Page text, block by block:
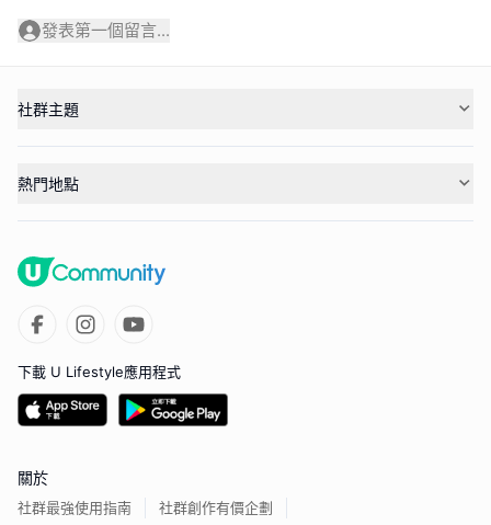
發表第一個留言...
社群主題
熱門地點
下載 U Lifestyle應用程式
關於
社群最強使用指南 社群創作有價企劃